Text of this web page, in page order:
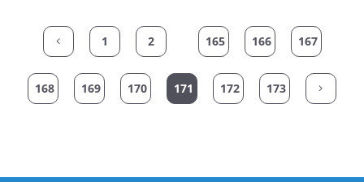
Página Anterior
1 2 165 166 167
168 169 170 171 172 173